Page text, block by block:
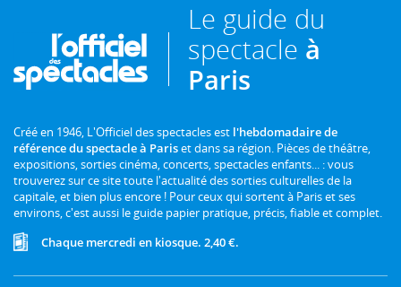
Le guide du
spectacle à
Paris
Créé en 1946, L'Officiel des spectacles est l'hebdomadaire de
référence du spectacle à Pariset dans sa région. Pièces de théâtre,
expositions, sorties cinéma, concerts, spectacles enfants... : vous
trouverez sur ce site toute l'actualité des sorties culturelles de la
capitale, et bien plus encore ! Pour ceux qui sortent à Paris et ses
environs, c'est aussi le guide papier pratique, précis, fiable et complet.
Chaque mercredi en kiosque. 2,40 €.